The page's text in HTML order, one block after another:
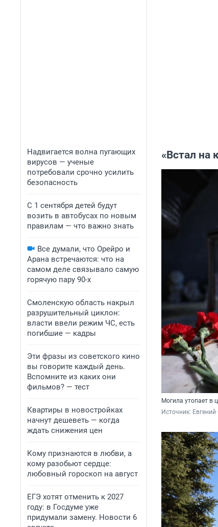
Надвигается волна пугающих
вирусов — ученые
потребовали срочно усилить
безопасность
С 1 сентября детей будут
возить в автобусах по новым
правилам — что важно знать
Все думали, что Орейро и
Арана встречаются: что на
самом деле связывало самую
горячую пару 90-х
Смоленскую область накрыл
разрушительный циклон:
власти ввели режим ЧС, есть
погибшие — кадры
Эти фразы из советского кино
вы говорите каждый день.
Вспомните из каких они
фильмов? — тест
Квартиры в новостройках
начнут дешеветь — когда
ждать снижения цен
Кому признаются в любви, а
кому разобьют сердце:
любовный гороскоп на август
ЕГЭ хотят отменить к 2027
году: в Госдуме уже
придумали замену. Новости 6
«Встал на
Могила утопает в
Источник: